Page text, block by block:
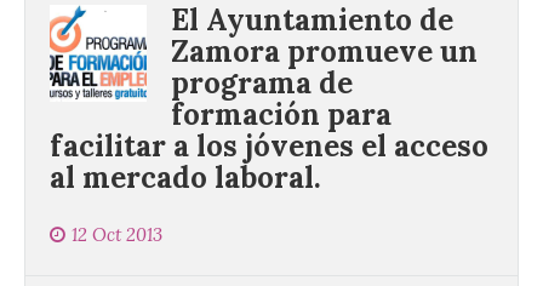
El Ayuntamiento de
Zamora promueve un
programa de
formación para
facilitar a los jóvenes el acceso
al mercado laboral.
12 Oct 2013